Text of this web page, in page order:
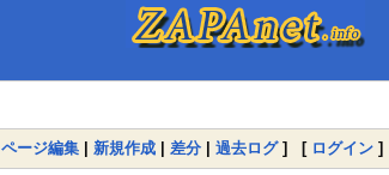
ページ編集 | 新規作成 | 差分 | 過去ログ] [ ログイン ]